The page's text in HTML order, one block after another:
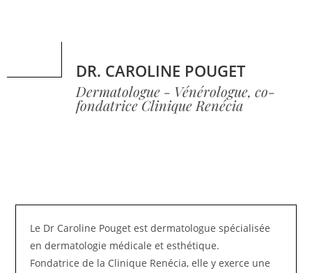
DR. CAROLINE POUGET
Dermatologue - Vénérologue, co-
fondatrice Clinique Renécia
Le Dr Caroline Pouget est dermatologue spécialisée
en dermatologie médicale et esthétique.
Fondatrice de la Clinique Renécia, elle y exerce une